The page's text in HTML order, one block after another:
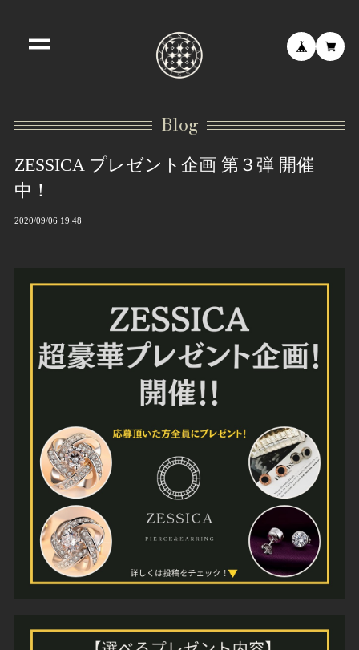
Blog
ZESSICA プレゼント企画 第３弾 開催
中！
2020/09/06 19:48